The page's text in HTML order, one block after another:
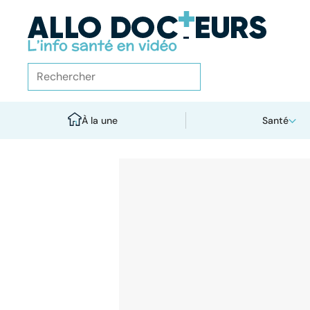
À la une Santé